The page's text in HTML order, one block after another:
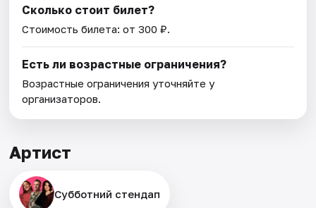
Сколько стоит билет?
Стоимость билета: от 300 ₽.
Есть ли возрастные ограничения?
Возрастные ограничения уточняйте у
организаторов.
Артист
Субботний стендап